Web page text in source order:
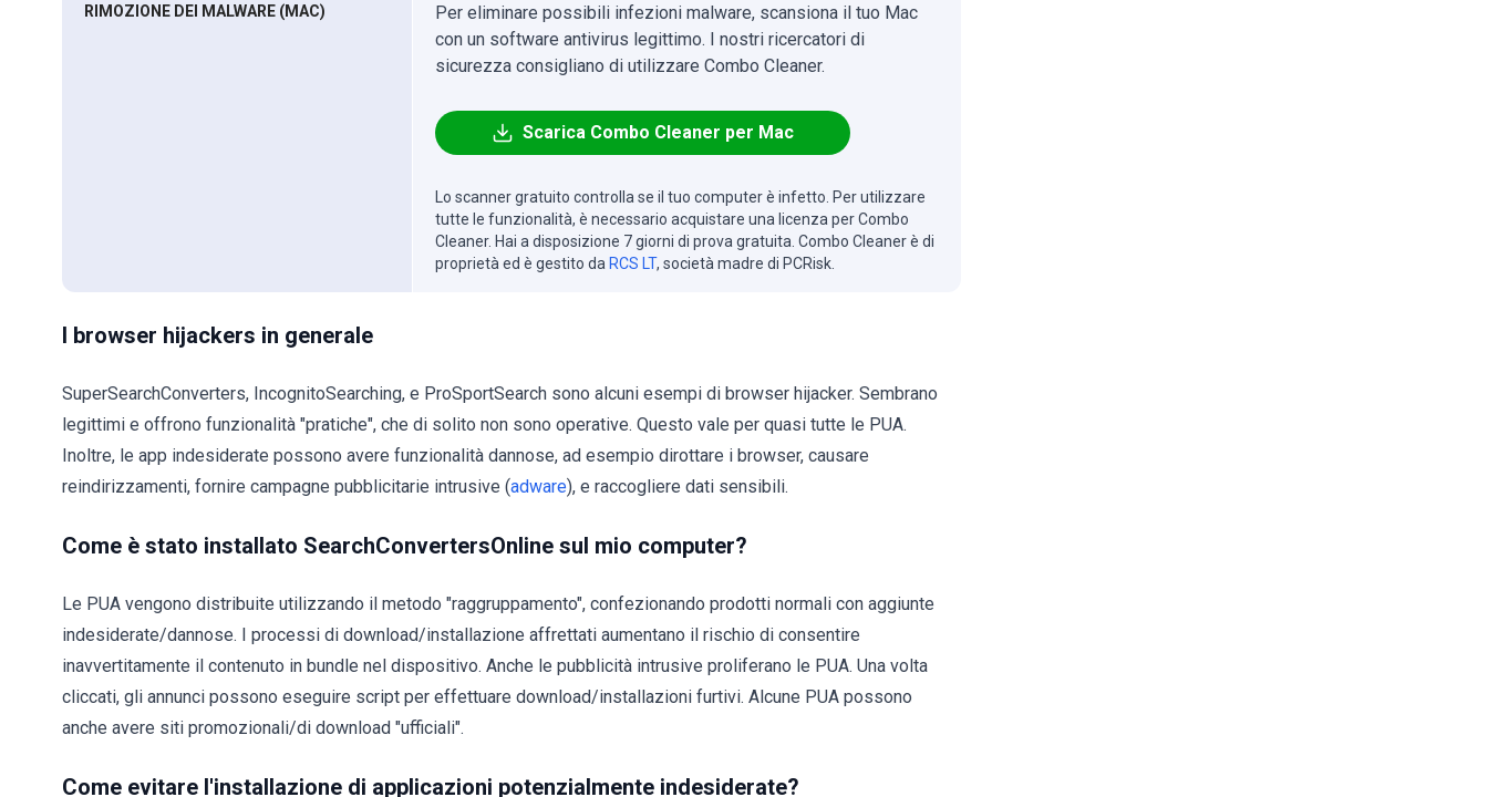
RIMOZIONE DEI MALWARE (MAC)
Per eliminare possibili infezioni malware, scansiona il tuo Mac
con un software antivirus legittimo. I nostri ricercatori di
sicurezza consigliano di utilizzare Combo Cleaner.
Scarica Combo Cleaner per Mac
Lo scanner gratuito controlla se il tuo computer è infetto. Per utilizzare
tutte le funzionalità, è necessario acquistare una licenza per Combo
Cleaner. Hai a disposizione 7 giorni di prova gratuita. Combo Cleaner è di
proprietà ed è gestito da RCS LT, società madre di PCRisk.
I browser hijackers in generale
SuperSearchConverters, IncognitoSearching, e ProSportSearch sono alcuni esempi di browser hijacker. Sembrano
legittimi e offrono funzionalità "pratiche", che di solito non sono operative. Questo vale per quasi tutte le PUA.
Inoltre, le app indesiderate possono avere funzionalità dannose, ad esempio dirottare i browser, causare
reindirizzamenti, fornire campagne pubblicitarie intrusive (adware), e raccogliere dati sensibili.
Come è stato installato SearchConvertersOnline sul mio computer?
Le PUA vengono distribuite utilizzando il metodo "raggruppamento", confezionando prodotti normali con aggiunte
indesiderate/dannose. I processi di download/installazione affrettati aumentano il rischio di consentire
inavvertitamente il contenuto in bundle nel dispositivo. Anche le pubblicità intrusive proliferano le PUA. Una volta
cliccati, gli annunci possono eseguire script per effettuare download/installazioni furtivi. Alcune PUA possono
anche avere siti promozionali/di download "ufficiali".
Come evitare l'installazione di applicazioni potenzialmente indesiderate?